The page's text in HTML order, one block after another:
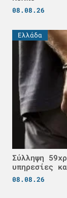
08.08.26
Ελλάδα
Σύλληψη
υπηρεσίες
08.08.26